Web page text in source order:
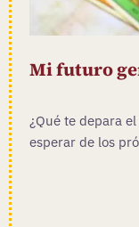
Mi futuro
¿Qué te depara
esperar de los